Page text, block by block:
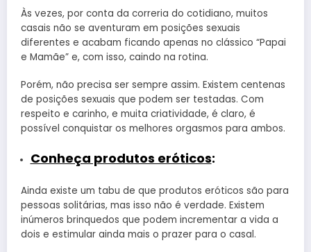
Às vezes, por conta da correria do cotidiano, muitos
casais não se aventuram em posições sexuais
diferentes e acabam ficando apenas no clássico “Papai
e Mamãe” e, com isso, caindo na rotina.
Porém, não precisa ser sempre assim. Existem centenas
de posições sexuais que podem ser testadas. Com
respeito e carinho, e muita criatividade, é claro, é
possível conquistar os melhores orgasmos para ambos.
Conheça produtos eróticos:
Ainda existe um tabu de que produtos eróticos são para
pessoas solitárias, mas isso não é verdade. Existem
inúmeros brinquedos que podem incrementar a vida a
dois e estimular ainda mais o prazer para o casal.